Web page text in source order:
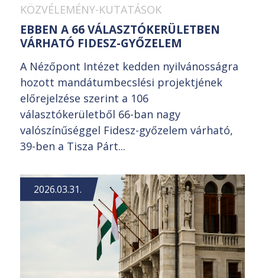
KÖZVÉLEMÉNY-KUTATÁSOK
EBBEN A 66 VÁLASZTÓKERÜLETBEN
VÁRHATÓ FIDESZ-GYŐZELEM
A Nézőpont Intézet kedden nyilvánosságra
hozott mandátumbecslési projektjének
előrejelzése szerint a 106
választókerületből 66-ban nagy
valószínűséggel Fidesz-győzelem várható,
39-ben a Tisza Párt...
2026.03.31.